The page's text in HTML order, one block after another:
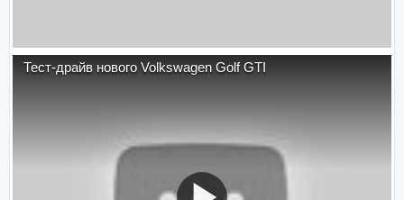
Тест-драйв нового Volkswagen Golf GTI